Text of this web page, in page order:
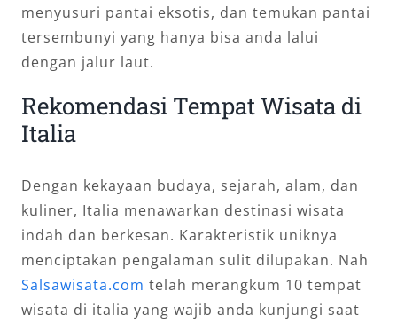
menyusuri pantai eksotis, dan temukan pantai
tersembunyi yang hanya bisa anda lalui
dengan jalur laut.
Rekomendasi Tempat Wisata di
Italia
Dengan kekayaan budaya, sejarah, alam, dan
kuliner, Italia menawarkan destinasi wisata
indah dan berkesan. Karakteristik uniknya
menciptakan pengalaman sulit dilupakan. Nah
Salsawisata.com telah merangkum 10 tempat
wisata di italia yang wajib anda kunjungi saat